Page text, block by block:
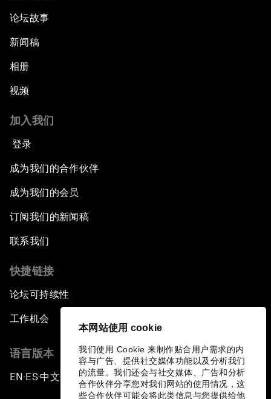
本网站使用 cookie
我们使用 Cookie 来制作贴合用户需求的内
容与广告、提供社交媒体功能以及分析我们
的流量。我们还会与社交媒体、广告和分析
合作伙伴分享您对我们网站的使用情况，这
些合作伙伴可能会将此类信息与您提供给他
论坛故事
新闻稿
相册
视频
加入我们
登录
成为我们的合作伙伴
成为我们的会员
订阅我们的新闻稿
联系我们
快捷链接
论坛可持续性
工作机会
语言版本
EN ▪ES▪中文▪ 日本語